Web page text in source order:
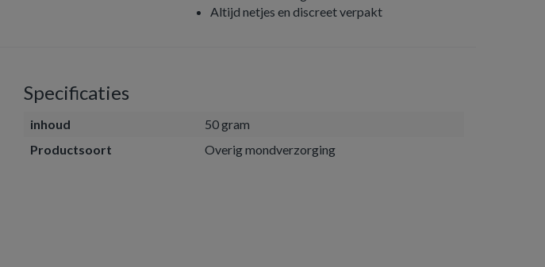
Altijd netjes en discreet verpakt
Specificaties
inhoud
50 gram
Productsoort
Overig mondverzorging